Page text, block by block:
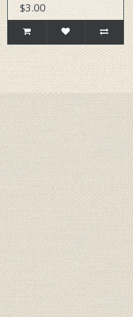
$3.00